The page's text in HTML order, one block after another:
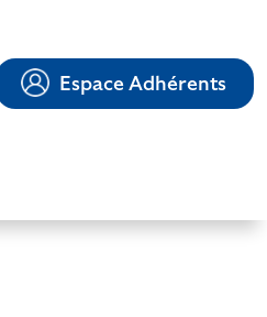
Espace Adhérents